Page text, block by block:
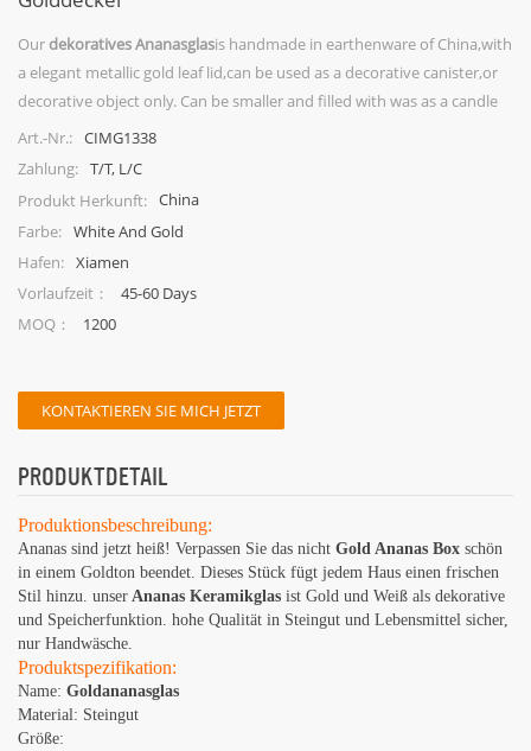
Our dekoratives Ananasglasis handmade in earthenware of China,with
a elegant metallic gold leaf lid,can be used as a decorative canister,or
decorative object only. Can be smaller and filled with was as a candle
holder. Hand wash only.
Art.-Nr.: CIMG1338
Zahlung: T/T, L/C
Produkt Herkunft: China
Farbe: White And Gold
Hafen: Xiamen
Vorlaufzeit：
45-60 Days
MOQ：
1200
KONTAKTIEREN SIE MICH JETZT
PRODUKTDETAIL
Produktionsbeschreibung:
Ananas sind jetzt heiß! Verpassen Sie das nicht Gold Ananas Box schön
in einem Goldton beendet. Dieses Stück fügt jedem Haus einen frischen
Stil hinzu. unser Ananas Keramikglas ist Gold und Weiß als dekorative
und Speicherfunktion. hohe Qualität in Steingut und Lebensmittel sicher,
nur Handwäsche.
Produktspezifikation:
Name: Goldananasglas
Material: Steingut
Größe: